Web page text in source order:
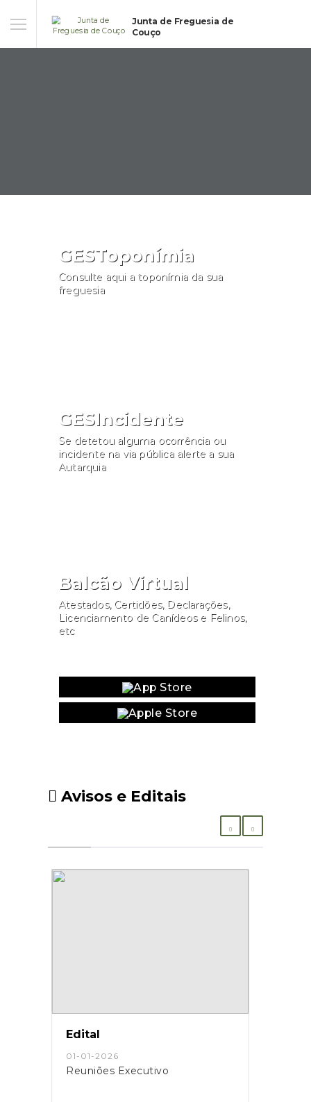
Junta de Freguesia de
Couço
GESToponímia
Consulte aqui a toponímia da sua
freguesia
GESIncidente
Se detetou alguma ocorrência ou
incidente na via pública alerte a sua
Autarquia
Balcão Virtual
Atestados, Certidões, Declarações,
Licenciamento de Canídeos e Felinos,
etc
Avisos e Editais
Edital
01-01-2026
Reuniões Executivo